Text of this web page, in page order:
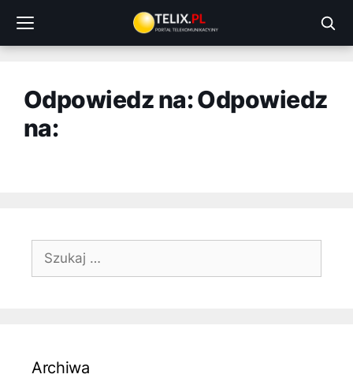
treści
Odpowiedz na: Odpowiedz
na:
Szukaj:
Archiwa